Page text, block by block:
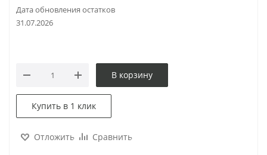
Дата обновления остатков
31.07.2026
В корзину
Купить в 1 клик
Отложить Сравнить